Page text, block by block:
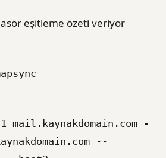
eşitleme özeti veriyor
mail.kaynakdomain.com -
--